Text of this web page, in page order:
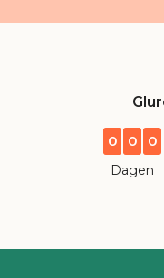
0 0 0
Dagen